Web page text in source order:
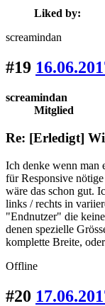
Liked by:
screamindan
#19
screamindan
Mitglied
Re: [Erledigt]
Ich denke wenn man
für Responsive
wäre das schon gut.
links / rechts in
"Endnutzer" die
denen spezielle
komplette Breite,
Offline
#20